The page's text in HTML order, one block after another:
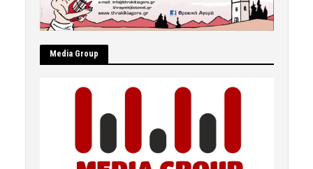
Μedia Group